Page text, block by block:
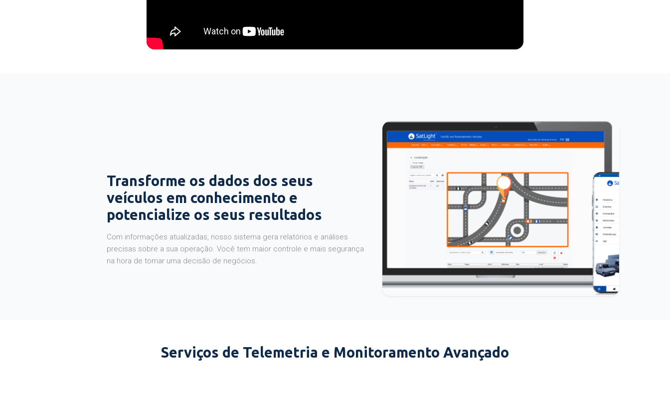
Transforme os dados dos seus
veículos em conhecimento e
potencialize os seus resultados
Com informações atualizadas, nosso sistema gera relatórios e análises
precisas sobre a sua operação. Você tem maior controle e mais segurança
na hora de tomar uma decisão de negócios.
Serviços de Telemetria e Monitoramento Avançado